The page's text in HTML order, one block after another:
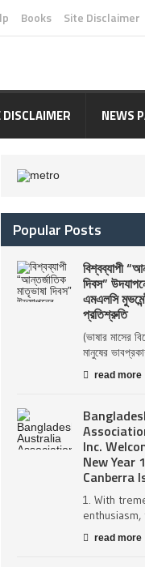
Books Site Disclaimer
DISCLAIMER NEWS
Popular Posts
বিশ্বব্যাপী
দিবস”
এমএলসি
প্রতিশ্রুতি
(ভাষার মাসের
মানুষের
read more
Inc.
New Year
Canberra
1. With
read more